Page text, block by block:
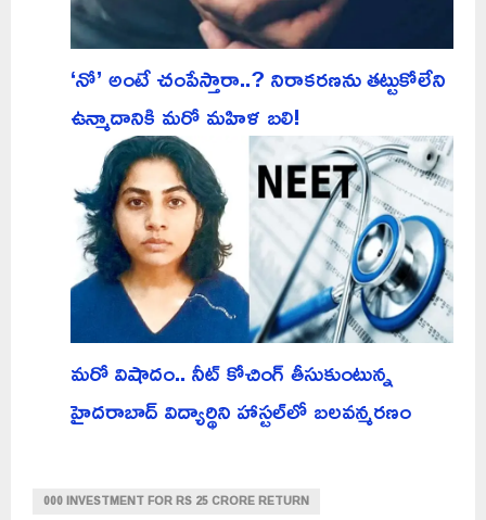
‘నో’ అంటే చంపేస్తారా..? నిరాకరణను తట్టుకోలేని
ఉన్మాదానికి మరో మహిళ బలి!
మరో విషాదం.. నీట్ కోచింగ్ తీసుకుంటున్న
హైదరాబాద్ విద్యార్థిని హాస్టల్‌లో బలవన్మరణం
000 INVESTMENT FOR RS 25 CRORE RETURN